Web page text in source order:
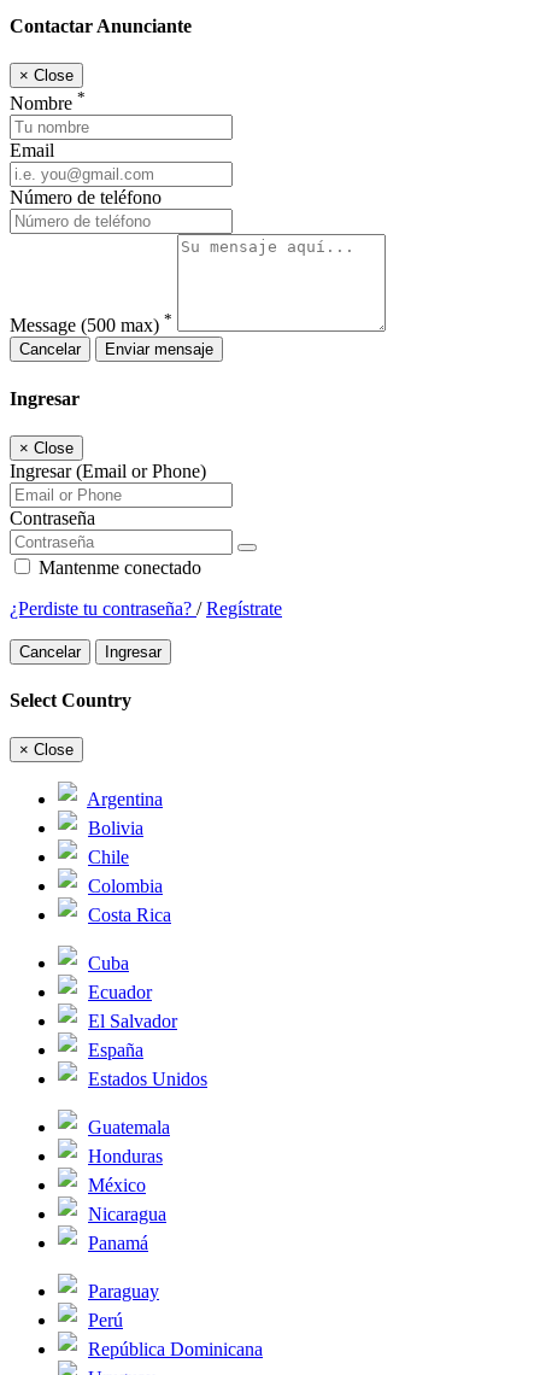
Contactar Anunciante
× Close
Nombre *
Email
Número de teléfono
Message (500 max) *
Cancelar
Enviar mensaje
Ingresar
× Close
Ingresar (Email or Phone)
Contraseña
Mantenme conectado
¿Perdiste tu contraseña? /Regístrate
Cancelar Ingresar
Select Country
× Close
Argentina
Bolivia
Chile
Colombia
Costa Rica
Cuba
Ecuador
El Salvador
España
Estados Unidos
Guatemala
Honduras
México
Nicaragua
Panamá
Paraguay
Perú
República Dominicana